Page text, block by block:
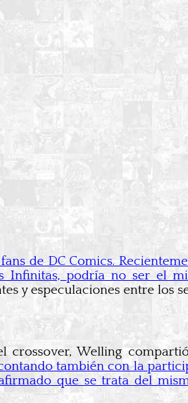
de DC Comics.
Infinitas, podría no ser el
y especulaciones entre los
crossover, Welling
también con la
que se trata del